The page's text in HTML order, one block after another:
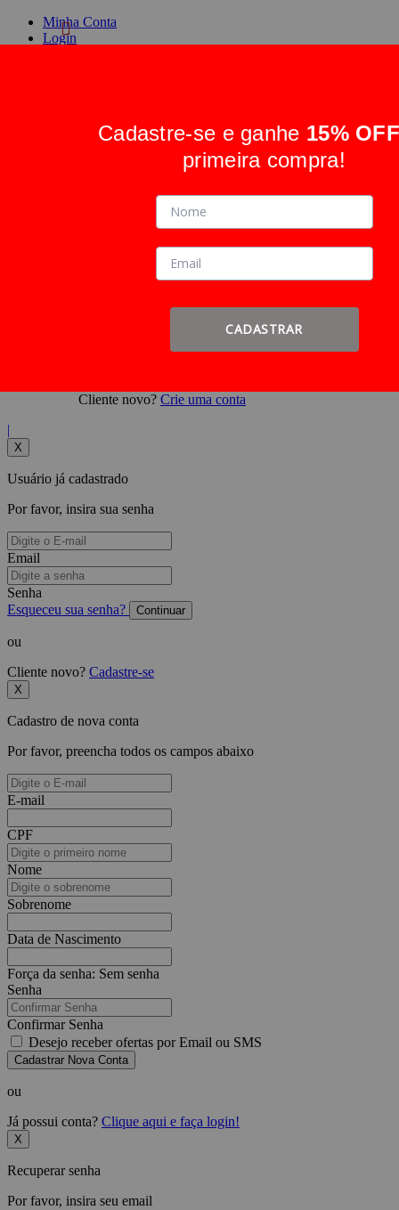
Minha Conta
Login
Cliente novo? Crie uma conta
|
X
Usuário já cadastrado
Por favor, insira sua senha
Email
Senha
Esqueceu sua senha?
Continuar
ou
Cliente novo? Cadastre-se
X
Cadastro de nova conta
Por favor, preencha todos os campos abaixo
E-mail
CPF
Nome
Sobrenome
Data de Nascimento
Força da senha: Sem senha
Senha
Confirmar Senha
Desejo receber ofertas por Email ou SMS
Cadastrar Nova Conta
ou
Já possui conta? Clique aqui e faça login!
X
Recuperar senha
Por favor, insira seu email
Cadastre-se e ganhe 15%
primeira compra!
CADASTRAR